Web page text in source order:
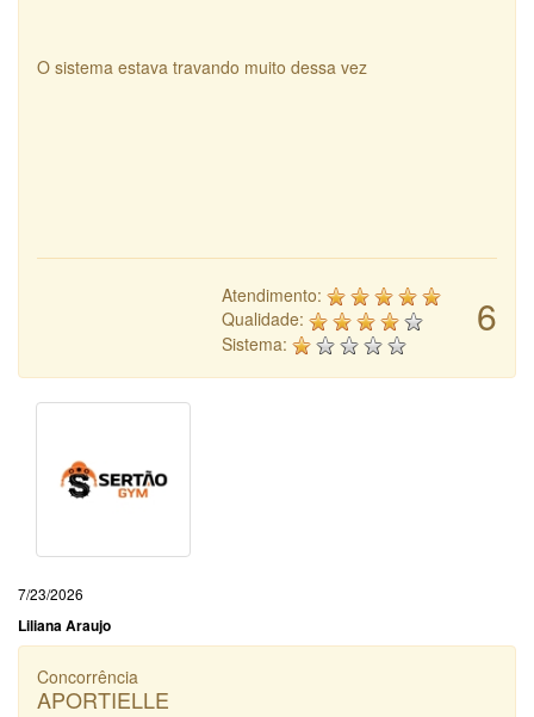
O sistema estava travando muito dessa vez
6
Atendimento:
Qualidade:
Sistema:
7/23/2026
Liliana Araujo
Concorrência
APORTIELLE